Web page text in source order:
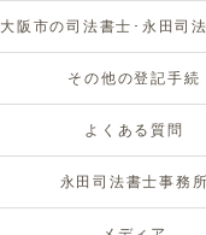
その他の登記手続
よくある質問
永田司法書士事務所